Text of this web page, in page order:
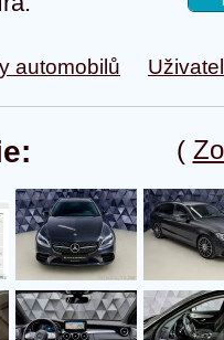
automobilů
(